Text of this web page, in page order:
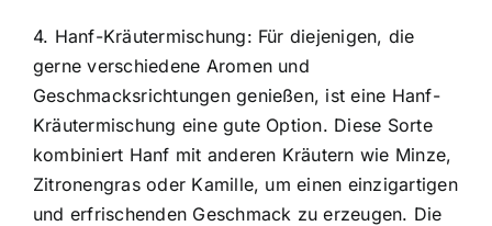
4. Hanf-Kräutermischung: Für diejenigen, die
gerne verschiedene Aromen und
Geschmacksrichtungen genießen, ist eine Hanf-
Kräutermischung eine gute Option. Diese Sorte
kombiniert Hanf mit anderen Kräutern wie Minze,
Zitronengras oder Kamille, um einen einzigartigen
und erfrischenden Geschmack zu erzeugen. Die